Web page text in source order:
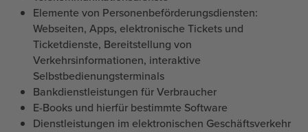
Elemente von Personenbeförderungsdiensten:
Webseiten, Apps, elektronische Tickets und
Ticketdienste, Bereitstellung von
Verkehrsinformationen, interaktive
Selbstbedienungsterminals
Bankdienstleistungen für Verbraucher
E-Books und hierfür bestimmte Software
Dienstleistungen im elektronischen Geschäftsverkehr